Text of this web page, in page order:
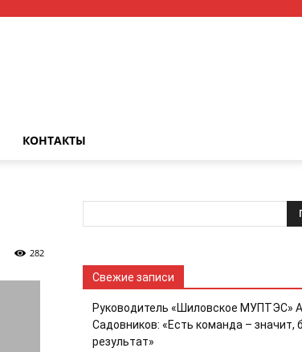
КОНТАКТЫ
282
Свежие записи
Руководитель «Шиловское МУПТЭС»
Садовников: «Есть команда – значит,
результат»